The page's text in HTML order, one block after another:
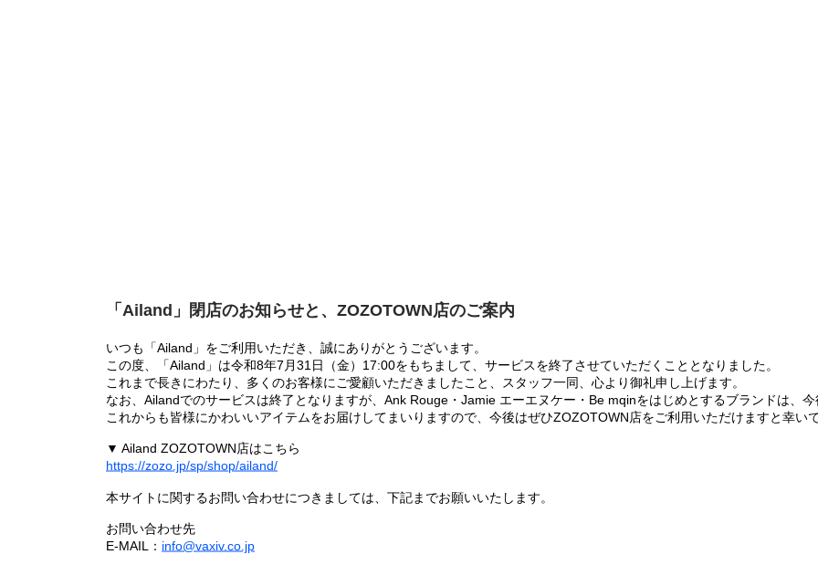
「Ailand」閉店のお知らせと、ZOZOTOWN店のご案内
いつも「Ailand」をご利用いただき、誠にありがとうございます。
この度、「Ailand」は令和8年7月31日（金）17:00をもちまして、サービスを終了させていただくこととなりました。
これまで長きにわたり、多くのお客様にご愛顧いただきましたこと、スタッフ一同、心より御礼申し上げます。
なお、Ailandでのサービスは終了となりますが、Ank Rouge・Jamie エーエヌケー・Be mqinをはじめとするブランドは、
これからも皆様にかわいいアイテムをお届けしてまいりますので、今後はぜひZOZOTOWN店をご利用いただけますと幸いで
▼ Ailand ZOZOTOWN店はこちら
https://zozo.jp/sp/shop/ailand/
本サイトに関するお問い合わせにつきましては、下記までお願いいたします。
お問い合わせ先
E-MAIL： info@vaxiv.co.jp